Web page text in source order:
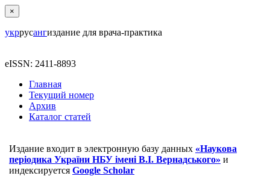
×
укррусангиздание для врача-практика
eISSN: 2411-8893
Главная
Текущий номер
Архив
Каталог статей
Издание входит в электронную базу данных «Наукова
періодика України НБУ імені В.І. Вернадського» и
индексируется Google Scholar